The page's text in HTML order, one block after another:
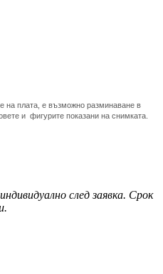
на плата, е възможно разминаване в
и фигурите показани на снимката.
след заявка. Срок